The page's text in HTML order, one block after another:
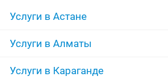
установка кондиционеров
кредиты москитные сетки
ворота ремонт стиральных машин
Услуги в Астане
Услуги в Алматы
Услуги в Караганде